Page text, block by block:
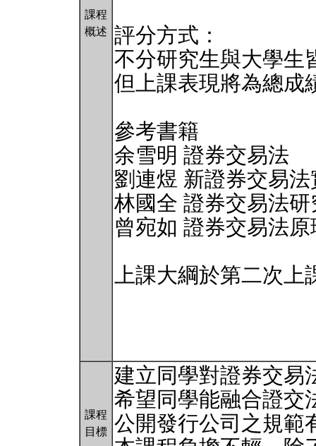
課程
概述
評分方式：
不分研究生與大學生
但上課表現將為總成
參考書籍
余雪明 證券交易法
劉連煜 新證券交易
林國全 證券交易法研
曾宛如 證券交易法原
上課大綱於第二次上
課程
目標
建立同學對證券交易
希望同學能融合證交
公開發行公司之規範